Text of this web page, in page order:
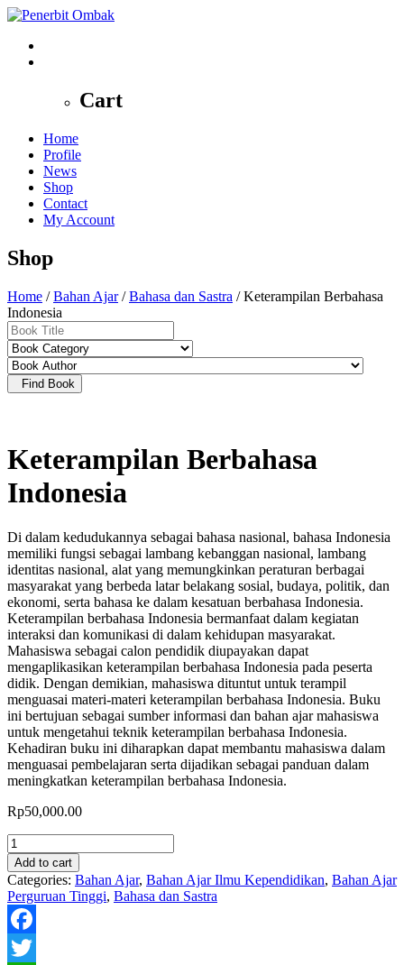
Cart
Home
Profile
News
Shop
Contact
My Account
Shop
Home /Bahan Ajar/Bahasa dan Sastra / Keterampilan Berbahasa
Indonesia
Find Book
Keterampilan Berbahasa
Indonesia
Di dalam kedudukannya sebagai bahasa nasional, bahasa Indonesia
memiliki fungsi sebagai lambang kebanggan nasional, lambang
identitas nasional, alat yang memungkinkan peraturan berbagai
masyarakat yang berbeda latar belakang sosial, budaya, politik, dan
ekonomi, serta bahasa ke dalam kesatuan berbahasa Indonesia.
Keterampilan berbahasa Indonesia bermanfaat dalam kegiatan
interaksi dan komunikasi di dalam kehidupan masyarakat.
Mahasiswa sebagai calon pendidik diupayakan dapat
mengaplikasikan keterampilan berbahasa Indonesia pada peserta
didik. Dengan demikian, mahasiswa dituntut untuk terampil
menguasai materi-materi keterampilan berbahasa Indonesia. Buku
ini bertujuan sebagai sumber informasi dan bahan ajar mahasiswa
untuk mengetahui teknik keterampilan berbahasa Indonesia.
Kehadiran buku ini diharapkan dapat membantu mahasiswa dalam
menguasai pembelajaran serta dijadikan sebagai panduan dalam
meningkatkan keterampilan berbahasa Indonesia.
Rp50,000.00
Keterampilan
Berbahasa
Indonesia
quantity
Add to cart
Categories: Bahan Ajar, Bahan Ajar Ilmu Kependidikan, Bahan Ajar
Perguruan Tinggi, Bahasa dan Sastra
Facebook